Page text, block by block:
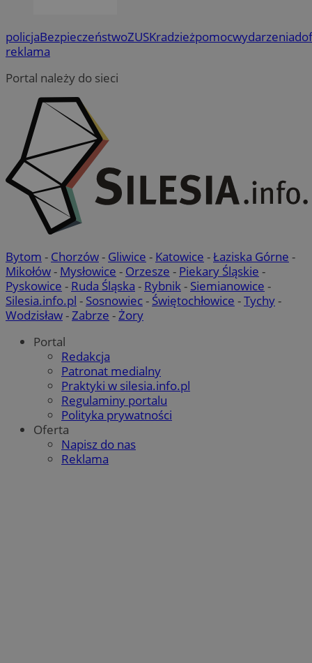
policjaBezpieczeństwoZUSKradzieżpomocwydarzenia
reklama
Portal należy do sieci
Bytom - Chorzów- Gliwice - Katowice -Łaziska Górne -
Mikołów- Mysłowice - Orzesze - Piekary Śląskie -
Pyskowice - Ruda Śląska - Rybnik- Siemianowice -
Silesia.info.pl - Sosnowiec- Świętochłowice -Tychy-
Wodzisław-Zabrze -Żory
Portal
Redakcja
Patronat medialny
Praktyki w silesia.info.pl
Regulaminy portalu
Polityka prywatności
Oferta
Napisz do nas
Reklama